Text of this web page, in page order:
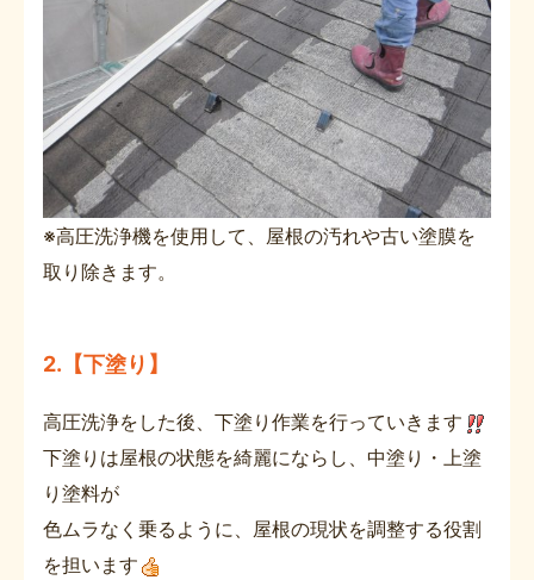
※高圧洗浄機を使用して、屋根の汚れや古い塗膜を
取り除きます。
2.【下塗り】
高圧洗浄をした後、下塗り作業を行っていきます
下塗りは屋根の状態を綺麗にならし、中塗り・上塗
り塗料が
色ムラなく乗るように、屋根の現状を調整する役割
を担います